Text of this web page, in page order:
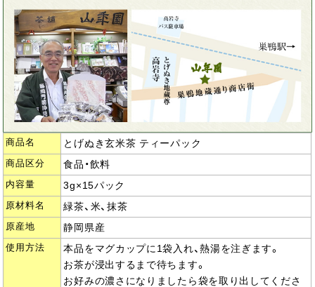
商品名 とげぬき玄米茶 ティーパック
商品区分 食品・飲料
内容量 3g×15パック
原材料名 緑茶、米、抹茶
原産地 静岡県産
使用方法
本品をマグカップに1袋入れ、熱湯を注ぎます。
お茶が浸出するまで待ちます。
お好みの濃さになりましたら袋を取り出してくださ